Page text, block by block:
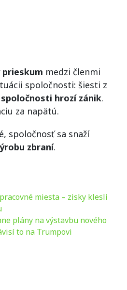
prieskum medzi členmi
spoločnosti: šiesti z
spoločnosti hrozí zánik.
za napätú.
spoločnosť sa snaží
zbraní.
miesta – zisky klesli
plány na výstavbu nového
to na Trumpovi